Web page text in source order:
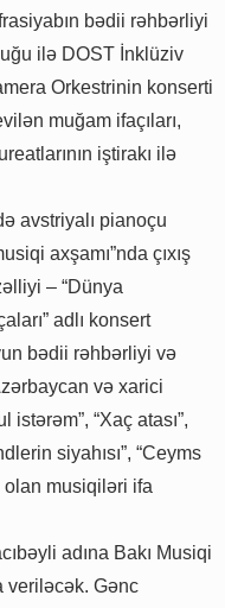
bədii rəhbərliyi
ilə DOST İnklüziv
Orkestrinin konserti
muğam ifaçıları,
iştirakı ilə
avstriyalı pianoçu
axşamı”nda çıxış
– “Dünya
adlı konsert
bədii rəhbərliyi və
və xarici
istərəm”, “Xaç atası”,
siyahısı”, “Ceyms
olan musiqiləri ifa
adına Bakı Musiqi
veriləcək. Gənc